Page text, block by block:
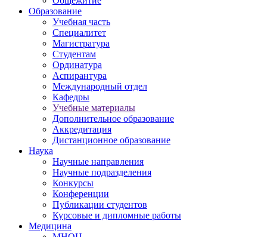
Образование
Учебная часть
Специалитет
Магистратура
Студентам
Ординатура
Аспирантура
Международный отдел
Кафедры
Учебные материалы
Дополнительное образование
Аккредитация
Дистанционное образование
Наука
Научные направления
Научные подразделения
Конкурсы
Конференции
Публикации студентов
Курсовые и дипломные работы
Медицина